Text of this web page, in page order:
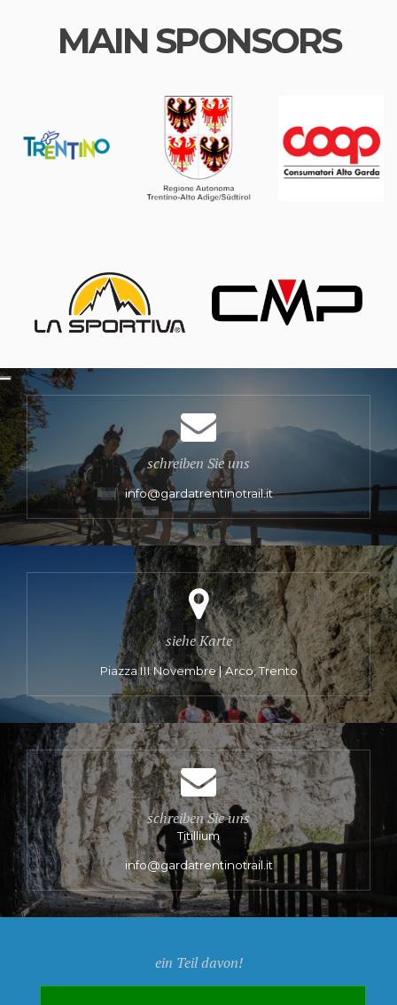
MAIN SPONSORS
schreiben Sie uns
info@gardatrentinotrail.it
siehe Karte
Piazza III Novembre | Arco, Trento
schreiben Sie uns
Titillium
info@gardatrentinotrail.it
ein Teil davon!